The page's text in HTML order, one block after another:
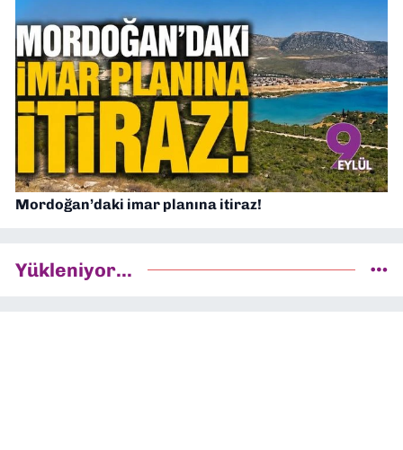
Mordoğan’daki imar planına itiraz!
Yükleniyor...